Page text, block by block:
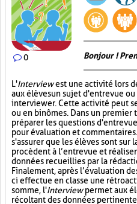
0 Bonjour !
L'Interviewest une activité lors
aux élèves un sujet d'entrevue
interviewer. Cette activité peut
ou en binômes. Dans un premier
préparer les questions
pour évaluation et
s'assurer que les élèves sont sur
procèdent à l’entrevue et
données recueillies par la
Finalement, après l’évaluation
ci effectue en classe une
somme, l'Interviewpermet aux
récoltant des données